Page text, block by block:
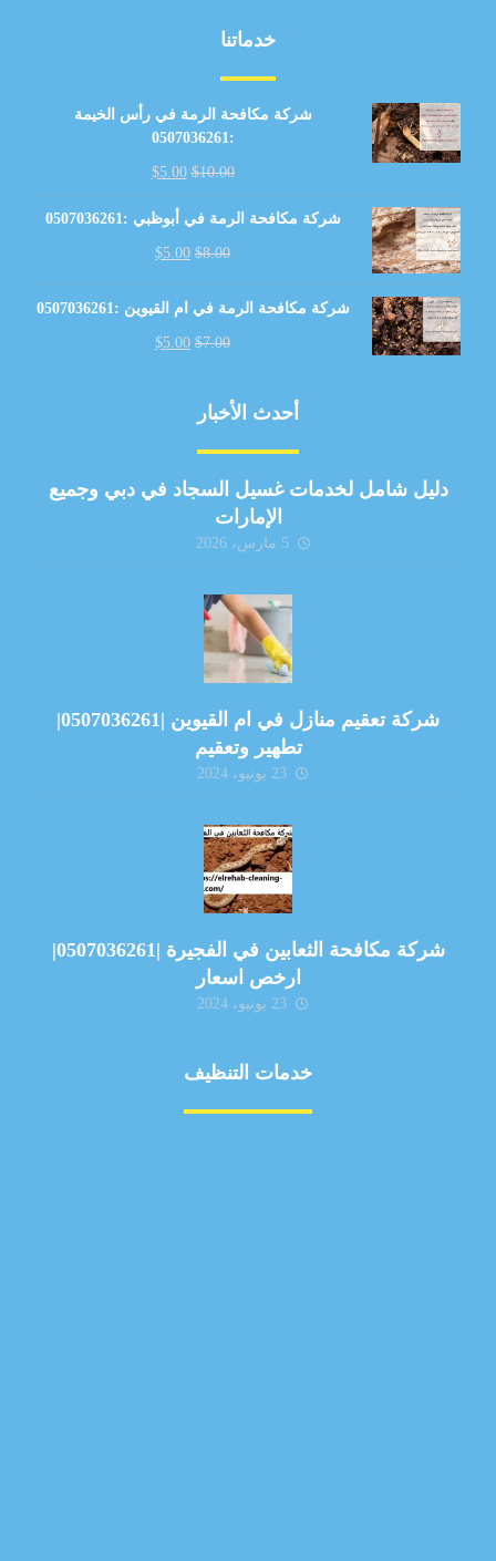
خدماتنا
شركة مكافحة الرمة في رأس الخيمة
:0507036261
$10.00
$5.00
شركة مكافحة الرمة في أبوظبي :0507036261
$8.00
$5.00
شركة مكافحة الرمة في ام القيوين :0507036261
$7.00
$5.00
أحدث الأخبار
دليل شامل لخدمات غسيل السجاد في دبي وجميع
الإمارات
5 مارس، 2026
شركة تعقيم منازل في ام القيوين |0507036261|
تطهير وتعقيم
23 يونيو، 2024
شركة مكافحة الثعابين في الفجيرة |0507036261|
ارخص اسعار
23 يونيو، 2024
خدمات التنظيف